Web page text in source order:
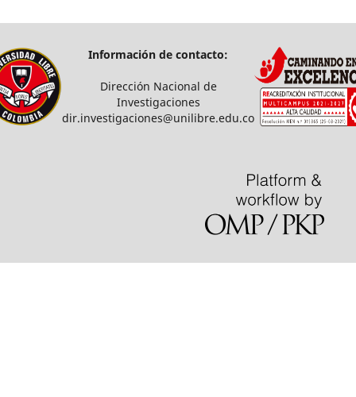
Información de contacto:
Dirección Nacional de
Investigaciones
dir.investigaciones@unilibre.edu.co